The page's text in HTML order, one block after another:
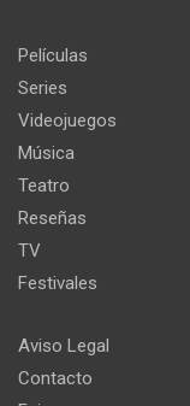
Películas
Series
Videojuegos
Música
Teatro
Reseñas
TV
Festivales
Aviso Legal
Contacto